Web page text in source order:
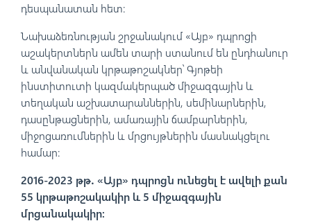
դեսպանատան հետ:
Նախաձեռնության շրջանակում «Այբ» դպրոցի
աշակերտներն ամեն տարի ստանում են ընդհանուր
և անվանական կրթաթոշակներ՝ Գյոթեի
ինստիտուտի կազմակերպած միջազգային և
տեղական աշխատարաններին, սեմինարներին,
դասընթացներին, ամառային ճամբարներին,
միջոցառումներին և մրցույթներին մասնակցելու
համար:
2016-2023 թթ․ «Այբ» դպրոցն ունեցել է ավելի քան
55 կրթաթոշակակիր և 5 միջազգային
մրցանակակիր։